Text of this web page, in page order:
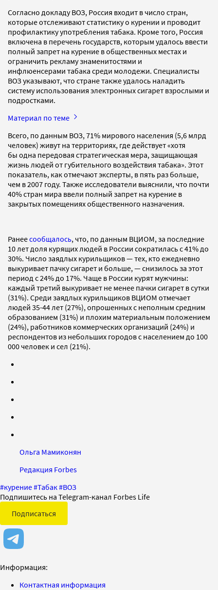
Согласно докладу ВОЗ, Россия входит в число стран,
которые отслеживают статистику о курении и проводит
профилактику употребления табака. Кроме того, Россия
включена в перечень государств, которым удалось ввести
полный запрет на курение в общественных местах и
ограничить рекламу знаменитостями и
инфлюенсерами табака среди молодежи. Специалисты
ВОЗ указывают, что стране также удалось наладить
систему использования электронных сигарет взрослыми и
подростками.
Материал по теме
Всего, по данным ВОЗ, 71% мирового населения (5,6 млрд
человек) живут на территориях, где действует «хотя
бы одна передовая стратегическая мера, защищающая
жизнь людей от губительного воздействия табака». Этот
показатель, как отмечают эксперты, в пять раз больше,
чем в 2007 году. Также исследователи выяснили, что почти
40% стран мира ввели полный запрет на курение в
закрытых помещениях общественного назначения.
Ранеесообщалось, что, по данным ВЦИОМ, за последние
10 лет доля курящих людей в России сократилась с 41% до
30%. Число заядлых курильщиков — тех, кто ежедневно
выкуривает пачку сигарет и больше, — снизилось за этот
период с 24% до 17%. Чаще в России курят мужчины:
каждый третий выкуривает не менее пачки сигарет в сутки
(31%). Среди заядлых курильщиков ВЦИОМ отмечает
людей 35-44 лет (27%), опрошенных с неполным средним
образованием (31%) и плохим материальным положением
(24%), работников коммерческих организаций (24%) и
респондентов из небольших городов с населением до 100
000 человек и сел (21%).
Ольга Мамиконян
Редакция Forbes
#курение#Табак#ВОЗ
Подпишитесь на Telegram-канал Forbes Life
Подписаться
Информация:
Контактная информация